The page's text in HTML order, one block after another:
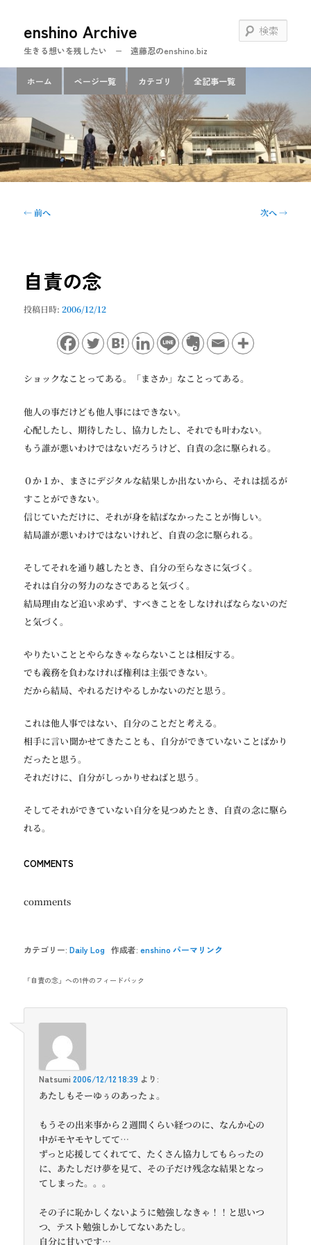
ン
ン
ツ
へ
移
動
enshino Archive
生きる想いを残したい − 遠藤忍のenshino.biz
索
ン
メ
ニ
ュ
ー
ホーム ページ一覧 カテゴリ 全記事一覧
投
ゲ
ー
ョ
←前へ 次へ→
自責の念
投稿日時:2006/12/12
ショックなことってある。「まさか」なことってある。
他人の事だけども他人事にはできない。
心配したし、期待したし、協力したし、それでも叶わない。
もう誰が悪いわけではないだろうけど、自責の念に駆られる。
０か１か、まさにデジタルな結果しか出ないから、それは揺るが
すことができない。
信じていただけに、それが身を結ばなかったことが悔しい。
結局誰が悪いわけではないけれど、自責の念に駆られる。
そしてそれを通り越したとき、自分の至らなさに気づく。
それは自分の努力のなさであると気づく。
結局理由など追い求めず、すべきことをしなければならないのだ
と気づく。
やりたいこととやらなきゃならないことは相反する。
でも義務を負わなければ権利は主張できない。
だから結局、やれるだけやるしかないのだと思う。
これは他人事ではない、自分のことだと考える。
相手に言い聞かせてきたことも、自分ができていないことばかり
だったと思う。
それだけに、自分がしっかりせねばと思う。
そしてそれができていない自分を見つめたとき、自責の念に駆ら
れる。
COMMENTS
comments
カテゴリー:Daily Log 作成者:enshino パーマリンク
「自責の念 」への1件のフィードバック
Natsumi 2006/12/12 18:39 より:
あたしもそーゆぅのあったょ。
もうその出来事から２週間くらい経つのに、なんか心の
中がモヤモヤしてて…
ずっと応援してくれてて、たくさん協力してもらったの
に、あたしだけ夢を見て、その子だけ残念な結果となっ
てしまった。。。
その子に恥かしくないように勉強しなきゃ！！と思いつ
つ、テスト勉強しかしてないあたし。
自分に甘いです…